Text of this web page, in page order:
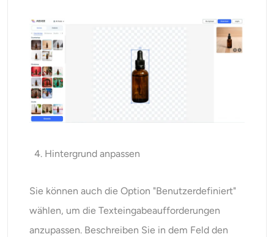
Hintergrund anpassen
Sie können auch die Option "Benutzerdefiniert"
wählen, um die Texteingabeaufforderungen
anzupassen. Beschreiben Sie in dem Feld den